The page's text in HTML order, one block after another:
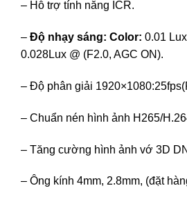
– Hỗ trợ tính năng ICR.
– Độ nhạy sáng: Color: 0.01
0.028Lux @ (F2.0, AGC ON).
– Độ phân giải
– Chuẩn nén hình ảnh H265/
– Tăng cường hình ảnh vớ 3D
– Ông kính 4mm, 2.8mm, (đặt